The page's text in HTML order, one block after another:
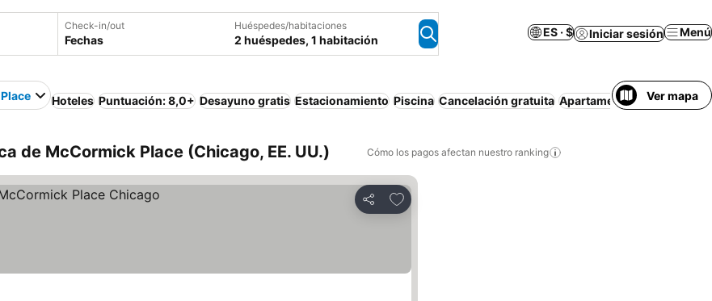
Check-in/out
Fechas
Huéspedes/habitaciones
2 huéspedes, 1 habitación
ES · $ Iniciar sesión Menú
Hoteles Puntuación: 8,0+ Desayuno gratis Estacionamiento Piscina Cancelación gratuita Apartamento amueblado
Ver mapa
de McCormick Place (Chicago, EE. UU.) Cómo los pagos afectan nuestro ranking
Compartir
Agregar a favoritos